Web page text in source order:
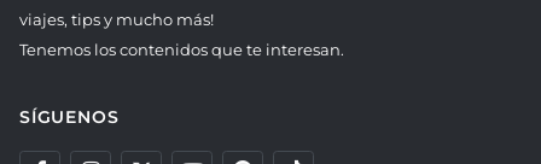
viajes, tips y mucho más!
Tenemos los contenidos que te interesan.
SÍGUENOS